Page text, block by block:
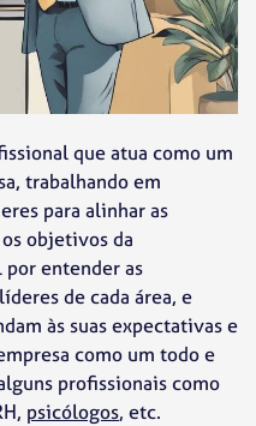
que atua como um
trabalhando em
para alinhar as
objetivos da
por entender as
de cada área, e
às suas expectativas e
como um todo e
profissionais como
psicólogos, etc.